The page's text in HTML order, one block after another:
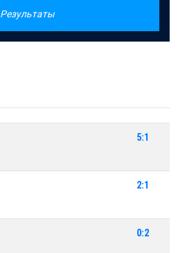
Результаты
5:1
2:1
0:2